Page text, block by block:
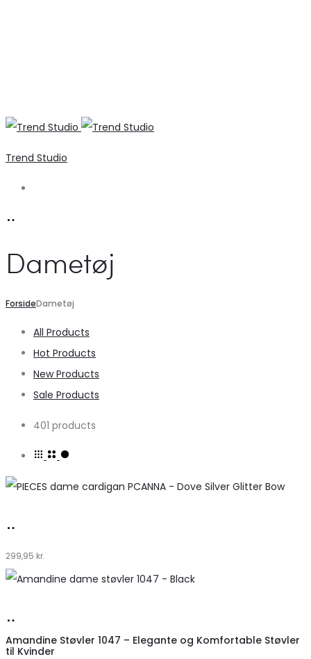
Trend Studio
Dametøj
ForsideDametøj
All Products
Hot Products
New Products
Sale Products
401 products
299,95 kr.
hos
Amandine Støvler 1047 – Elegante og Komfortable Støvler
til Kvinder